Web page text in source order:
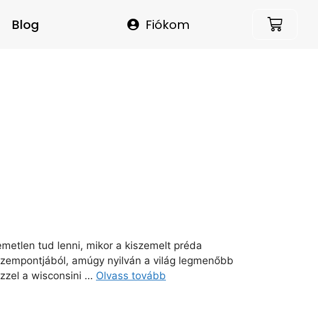
Blog Fiókom
tud lenni, mikor a kiszemelt préda
amúgy nyilván a világ legmenőbb
a wisconsini … Olvass tovább